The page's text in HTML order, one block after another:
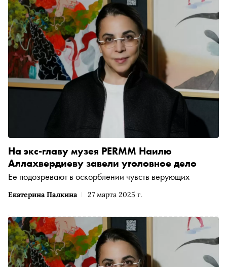
Екатерина Палкина 27 марта 2025 г.
На экс-главу музея PERMM Наилю
Аллахвердиеву завели уголовное дело
Ее подозревают в оскорблении чувств верующих